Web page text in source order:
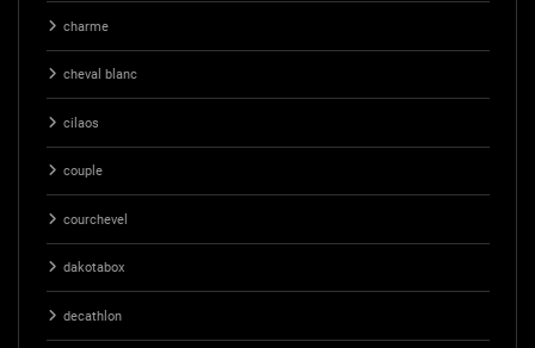
charme
cheval blanc
cilaos
couple
courchevel
dakotabox
decathlon